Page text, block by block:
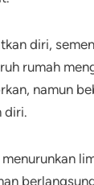
diri,
rumah
namun
diri.